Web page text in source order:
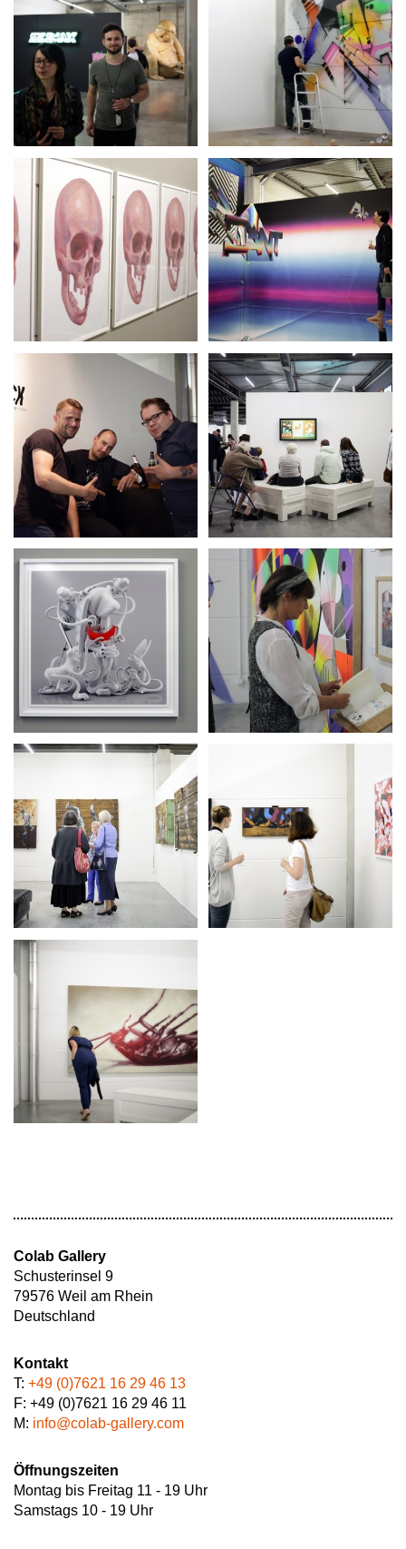
Colab Gallery
Schusterinsel 9
79576 Weil am Rhein
Deutschland
Kontakt
T: +49 (0)7621 16 29 46 13
F: +49 (0)7621 16 29 46 11
M: info@colab-gallery.com
Öffnungszeiten
Montag bis Freitag 11 - 19 Uhr
Samstags 10 - 19 Uhr